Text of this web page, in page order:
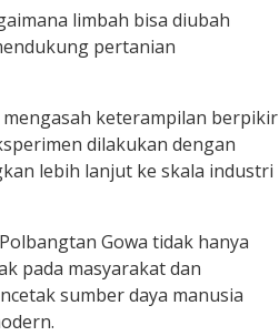
limbah bisa diubah
pertanian
keterampilan berpikir
dilakukan dengan
lebih lanjut ke skala industri
Gowa tidak hanya
pada masyarakat dan
sumber daya manusia